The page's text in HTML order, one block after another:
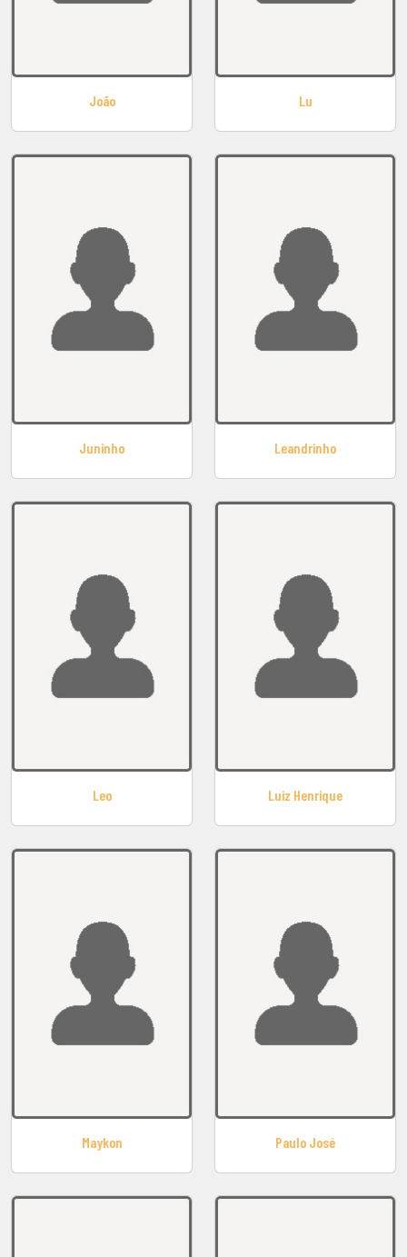
João Lu
Juninho Leandrinho
Leo Luiz Henrique
Maykon Paulo José